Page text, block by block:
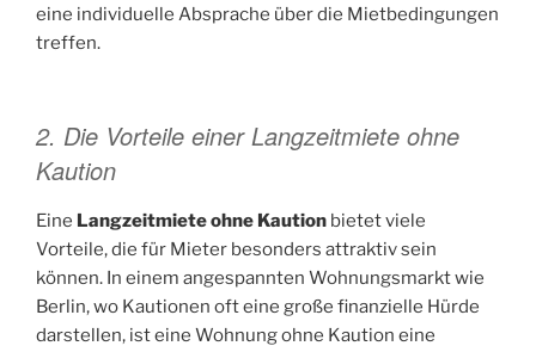
eine individuelle Absprache über die Mietbedingungen
treffen.
2. Die Vorteile einer Langzeitmiete ohne
Kaution
Eine Langzeitmiete ohne Kaution bietet viele
Vorteile, die für Mieter besonders attraktiv sein
können. In einem angespannten Wohnungsmarkt wie
Berlin, wo Kautionen oft eine große finanzielle Hürde
darstellen, ist eine Wohnung ohne Kaution eine